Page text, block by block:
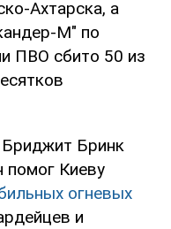
Ахтарска, а
М" по
ПВО сбито 50 из
Бринк
помог Киеву
огневых
и